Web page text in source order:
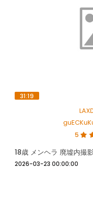
31:19
5
2026-03-23 00:00:00
18歳 メンヘラ 廃墟内撮